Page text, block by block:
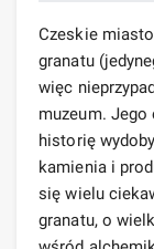
Czeskie
granatu
więc
muzeum.
historię
kamienia i
się wielu
granatu, o